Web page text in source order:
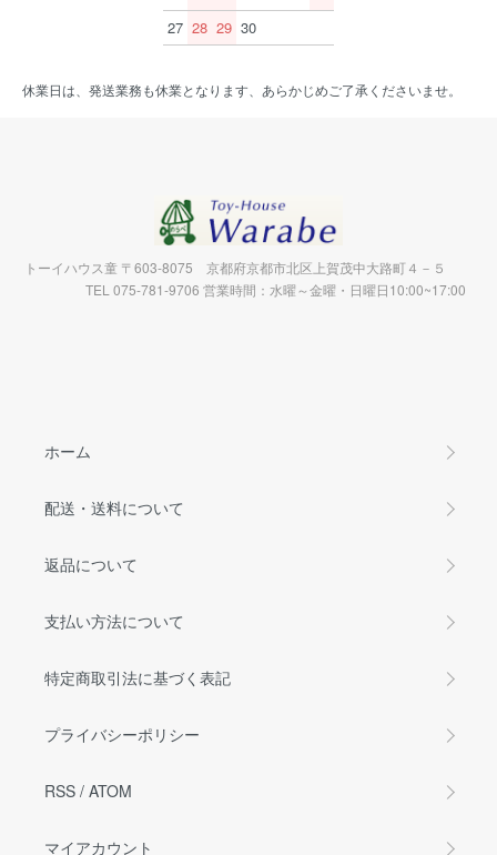
27 28 29 30
休業日は、発送業務も休業となります、あらかじめご了承くださいませ。
トーイハウス童 〒603-8075 京都府京都市北区上賀茂中大路町４－５
TEL 075-781-9706 営業時間：水曜～金曜・日曜日10:00~17:00
ホーム
配送・送料について
返品について
支払い方法について
特定商取引法に基づく表記
プライバシーポリシー
RSS / ATOM
マイアカウント